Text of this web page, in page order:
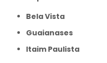
Bela Vista
Guaianases
Itaim Paulista